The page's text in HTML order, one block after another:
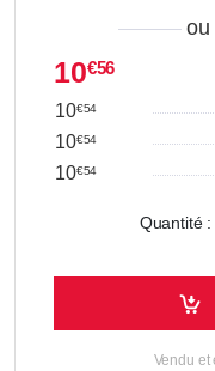
ou
10€56
10€54
10€54
10€54
Quantité :
Vendu et